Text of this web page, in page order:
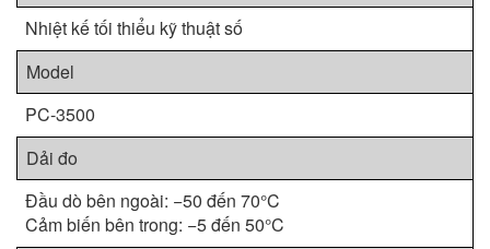
Nhiệt kế tối thiểu kỹ thuật số
Model
PC-3500
Dải đo
Đầu dò bên ngoài: −50 đến 70°C
Cảm biến bên trong: −5 đến 50°C